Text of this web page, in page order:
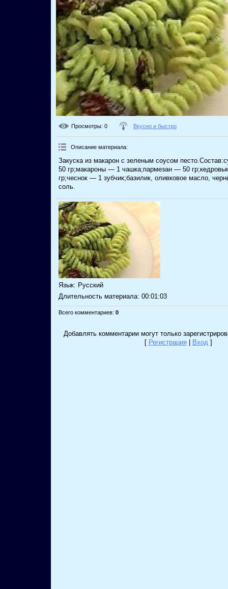
Просмотры: 0 Вкусно и быстро
Описание материала:
Закуска из макарон с зеленым соусом
50 гр;макароны — 1 чашка;пармезан — 50
гр;чеснок — 1 зубчик;базилик, оливковое масло,
соль.
Язык: Русский
Длительность материала: 00:01:03
Всего комментариев: 0
Добавлять комментарии могут только
[ Регистрация | Вход ]